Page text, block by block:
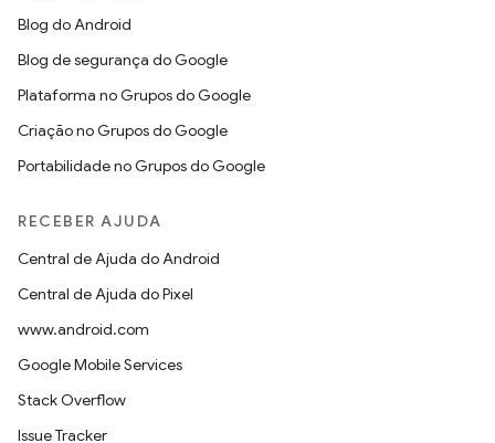
Blog do Android
Blog de segurança do Google
Plataforma no Grupos do Google
Criação no Grupos do Google
Portabilidade no Grupos do Google
RECEBER AJUDA
Central de Ajuda do Android
Central de Ajuda do Pixel
www.android.com
Google Mobile Services
Stack Overflow
Issue Tracker